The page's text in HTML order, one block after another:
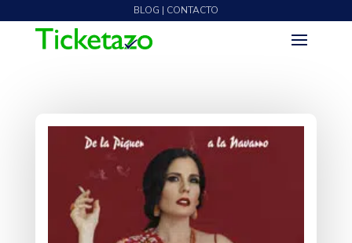
BLOG | CONTACTO